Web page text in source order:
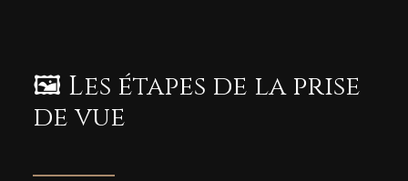
🖼️ Les étapes de la prise
de vue